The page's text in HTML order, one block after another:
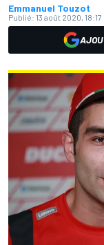
Emmanuel Touzot
Publié: 13 août 2020, 18:17